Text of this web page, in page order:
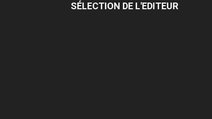
SÉLECTION DE L'EDITEUR